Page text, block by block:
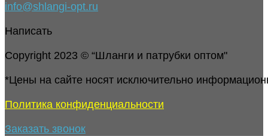
info@shlangi-opt.ru
Написать
Copyright 2023 © “Шланги и патрубки оптом"
*Цены на сайте носят исключительно
Политика конфиденциальности
Заказать звонок